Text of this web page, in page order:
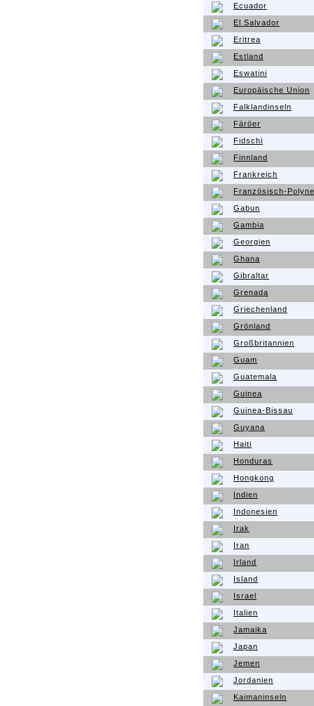
Ecuador
El Salvador
Eritrea
Estland
Eswatini
Europäische Union
Falklandinseln
Färöer
Fidschi
Finnland
Frankreich
Französisch-
Gabun
Gambia
Georgien
Ghana
Gibraltar
Grenada
Griechenland
Grönland
Großbritannien
Guam
Guatemala
Guinea
Guinea-Bissau
Guyana
Haiti
Honduras
Hongkong
Indien
Indonesien
Irak
Iran
Irland
Island
Israel
Italien
Jamaika
Japan
Jemen
Jordanien
Kaimaninseln